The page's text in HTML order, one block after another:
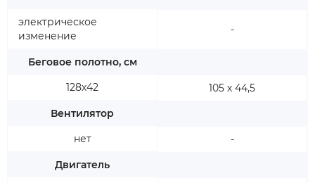
электрическое
изменение
Беговое полотно, см
128х42
Вентилятор
нет
Двигатель
-
105 х 44,5
-